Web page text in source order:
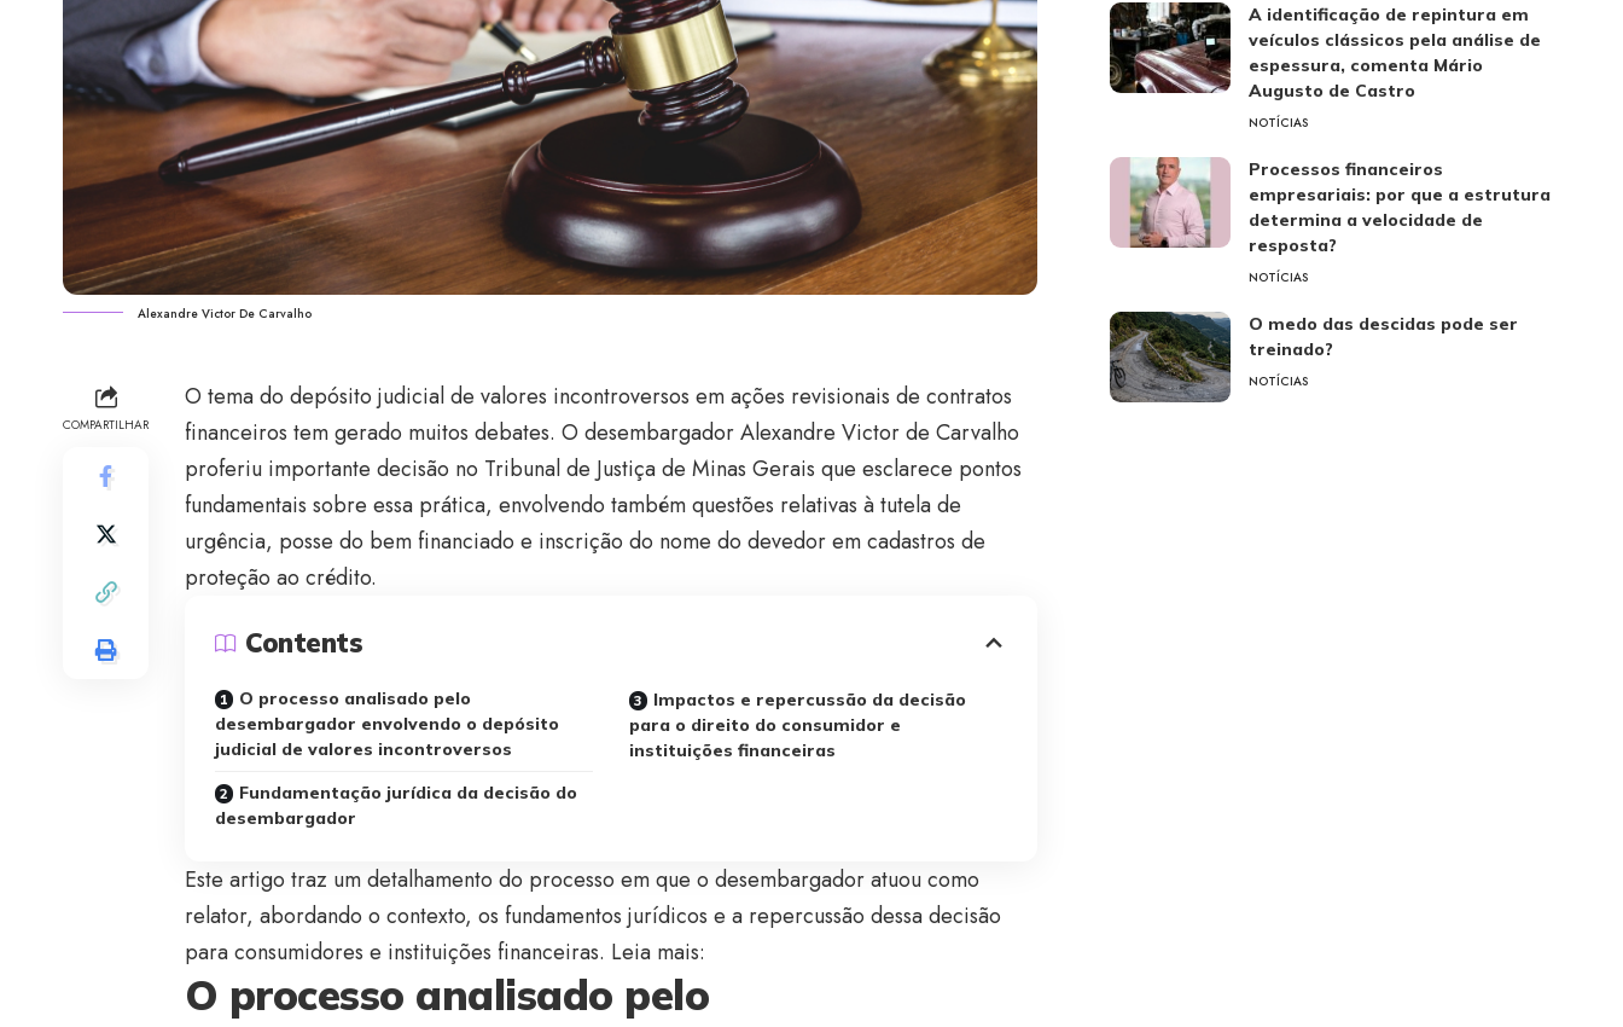
Alexandre Victor De Carvalho
COMPARTILHAR
O tema do depósito judicial de valores incontroversos em ações revisionais de contratos
financeiros tem gerado muitos debates. O desembargadorAlexandre Victor de Carvalho
proferiu importante decisão no Tribunal de Justiça de Minas Gerais que esclarece pontos
fundamentais sobre essa prática, envolvendo também questões relativas à tutela de
urgência, posse do bem financiado e inscrição do nome do devedor em cadastros de
proteção ao crédito.
Contents
O processo analisado pelo
desembargador envolvendo o depósito
judicial de valores incontroversos
Fundamentação jurídica da decisão do
desembargador
Impactos e repercussão da decisão
para o direito do consumidor e
instituições financeiras
Este artigo traz um detalhamento do processo em que o desembargador atuou como
relator, abordando o contexto, os fundamentos jurídicos e a repercussão dessa decisão
para consumidores e instituições financeiras. Leia mais:
O processo analisado pelo
A identificação de repintura em
veículos clássicos pela análise de
espessura, comenta Mário
Augusto de Castro
NOTÍCIAS
Processos financeiros
empresariais: por que a estrutura
determina a velocidade de
resposta?
NOTÍCIAS
O medo das descidas pode ser
treinado?
NOTÍCIAS